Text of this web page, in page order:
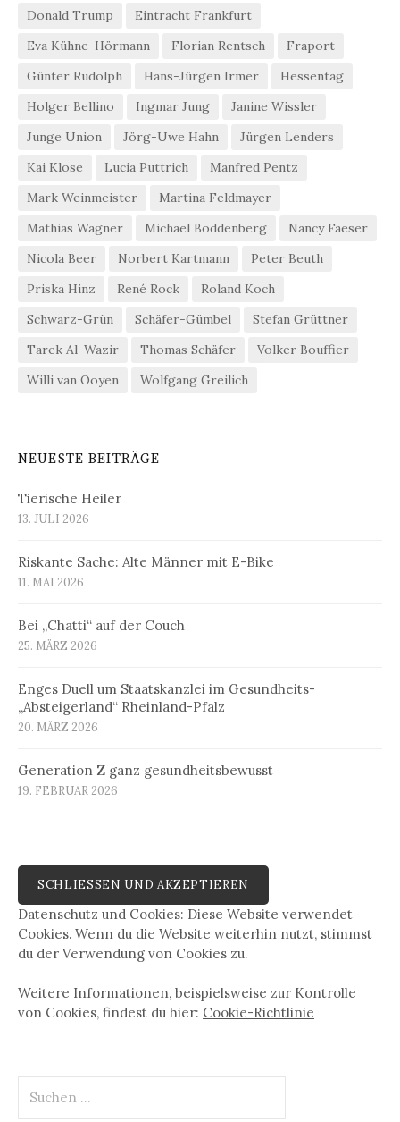
Donald Trump
Eintracht Frankfurt
Eva Kühne-Hörmann
Florian Rentsch
Fraport
Günter Rudolph
Hans-Jürgen Irmer
Hessentag
Holger Bellino
Ingmar Jung
Janine Wissler
Junge Union
Jörg-Uwe Hahn
Jürgen Lenders
Kai Klose
Lucia Puttrich
Manfred Pentz
Mark Weinmeister
Martina Feldmayer
Mathias Wagner
Michael Boddenberg
Nancy Faeser
Nicola Beer
Norbert Kartmann
Peter Beuth
Priska Hinz
René Rock
Roland Koch
Schwarz-Grün
Schäfer-Gümbel
Stefan Grüttner
Tarek Al-Wazir
Thomas Schäfer
Volker Bouffier
Willi van Ooyen
Wolfgang Greilich
NEUESTE BEITRÄGE
Tierische Heiler
13. JULI 2026
Riskante Sache: Alte Männer mit E-Bike
11. MAI 2026
Bei „Chatti“ auf der Couch
25. MÄRZ 2026
Enges Duell um Staatskanzlei im Gesundheits-
„Absteigerland“ Rheinland-Pfalz
20. MÄRZ 2026
Generation Z ganz gesundheitsbewusst
19. FEBRUAR 2026
Datenschutz und Cookies: Diese Website verwendet
Cookies. Wenn du die Website weiterhin nutzt, stimmst
du der Verwendung von Cookies zu.
Weitere Informationen, beispielsweise zur Kontrolle
von Cookies, findest du hier: Cookie-Richtlinie
nach: